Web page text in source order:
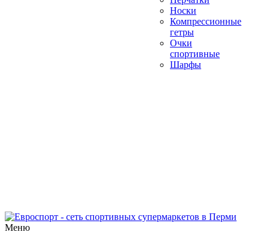
Носки
Компрессионные
гетры
Очки
спортивные
Шарфы
Меню